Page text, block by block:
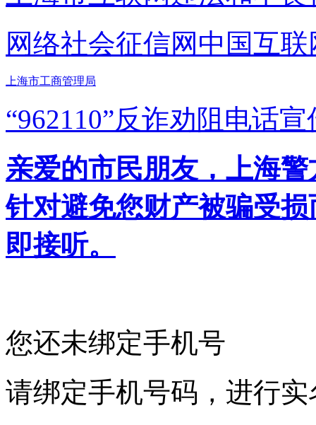
网络社会征信网 中国互
上海市工商管理局
“962110”反诈劝阻电话宣
亲爱的市民朋友，上海
针对避免您财产被骗受
即接听。
您还未绑定手机号
请绑定手机号码，进行